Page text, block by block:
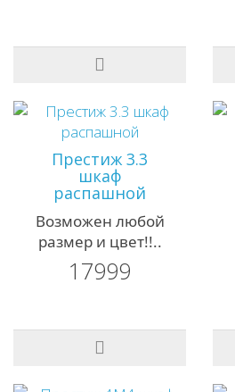
Престиж 3.3
шкаф
распашной
Возможен любой
размер и цвет!!..
17999